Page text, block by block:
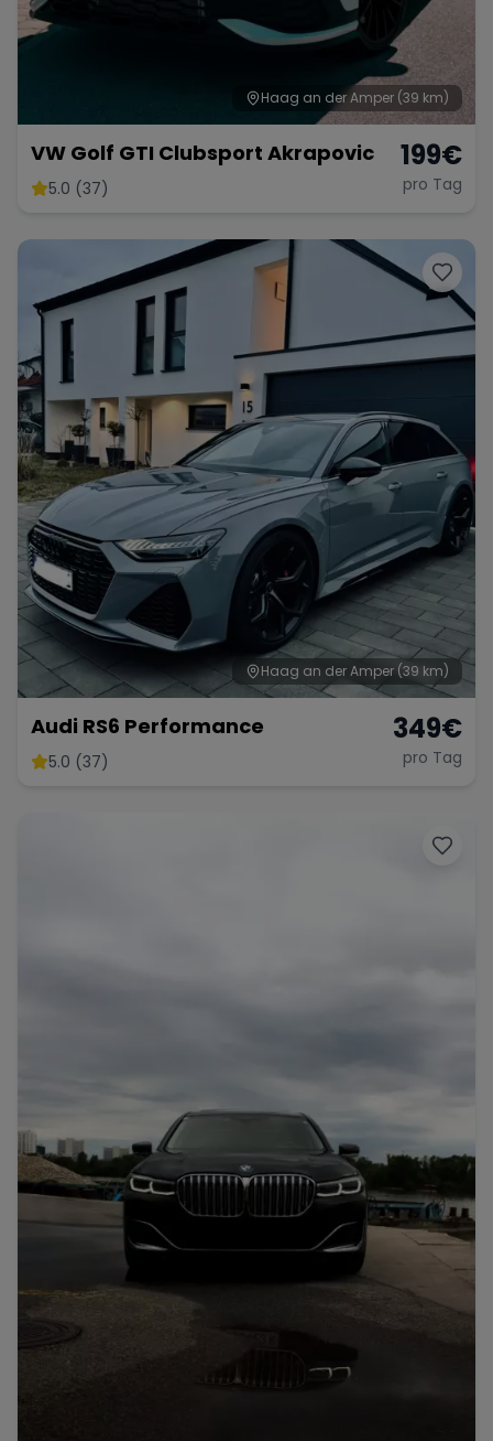
Haag an der Amper (39 km)
VW Golf GTI Clubsport Akrapovic
5.0 (37)
199€
pro Tag
Haag an der Amper (39 km)
Audi RS6 Performance
5.0 (37)
349€
pro Tag